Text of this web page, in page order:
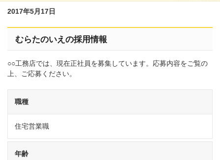
2017年5月17日
むらたのいえの採用情報
○○工務店では、現在正社員を募集しています。応募内容をご覧の
上、ご応募ください。
職種
住宅営業職
年齢